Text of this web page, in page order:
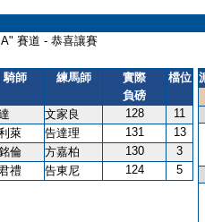
賽道 - 恭喜讓賽
騎師 練馬師
實際
負磅
檔位
文家良 128
11
萊 告達理 131
13
倫 方嘉柏 130
3
禮 告東尼 124 5